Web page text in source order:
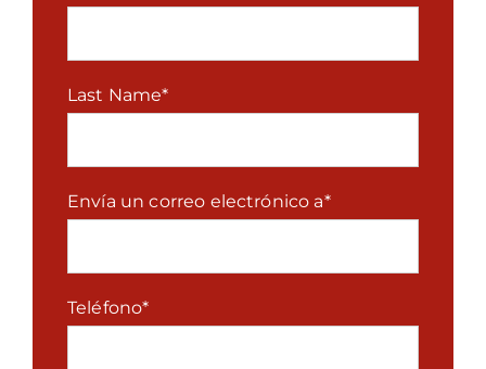
Last Name*
Envía un correo electrónico a*
Teléfono*